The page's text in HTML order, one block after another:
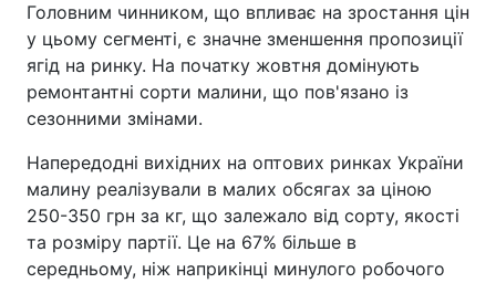
Головним чинником, що впливає на зростання цін
у цьому сегменті, є значне зменшення пропозиції
ягід на ринку. На початку жовтня домінують
ремонтантні сорти малини, що пов'язано із
сезонними змінами.
Напередодні вихідних на оптових ринках України
малину реалізували в малих обсягах за ціною
250-350 грн за кг, що залежало від сорту, якості
та розміру партії. Це на 67% більше в
середньому, ніж наприкінці минулого робочого